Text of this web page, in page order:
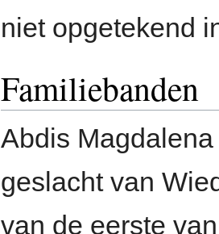
niet opgetekend
Familiebanden
Abdis
geslacht van
van de eerste